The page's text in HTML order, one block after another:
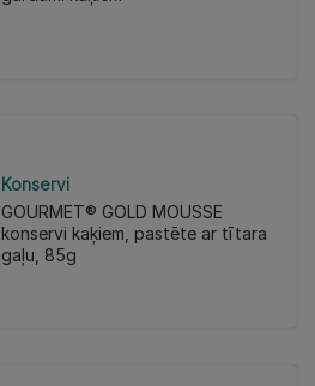
Konservi
GOURMET® GOLD MOUSSE
konservi kaķiem, pastēte ar tītara
gaļu, 85g